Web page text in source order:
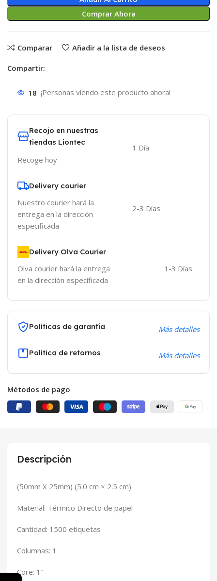
Comprar Ahora
Comparar Añadir a la lista de deseos
Compartir:
18 ¡Personas viendo este producto ahora!
Recojo en nuestras
tiendas Liontec
Recoge hoy
1 Día
Delivery courier
Nuestro courier hará la
entrega en la dirección
especificada
2-3 Días
Delivery Olva Courier
Olva courier hará la entrega
en la dirección especificada
1-3 Días
Políticas de garantía Más detalles
Política de retornos Más detalles
Métodos de pago
Descripción
(50mm X 25mm) (5.0 cm × 2.5 cm)
Material: Térmico Directo de papel
Cantidad: 1500 etiquetas
Columnas: 1
Core: 1″